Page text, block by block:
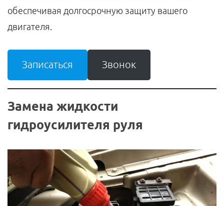
обеспечивая долгосрочную защиту вашего
двигателя.
Записаться Звонок
Замена жидкости
гидроусилителя руля